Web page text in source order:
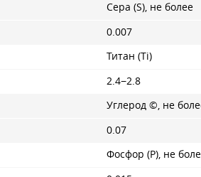
Сера (S), не более
0.007
Титан (Ti)
2.4−2.8
Углерод ©, не
0.07
Фосфор (P), не